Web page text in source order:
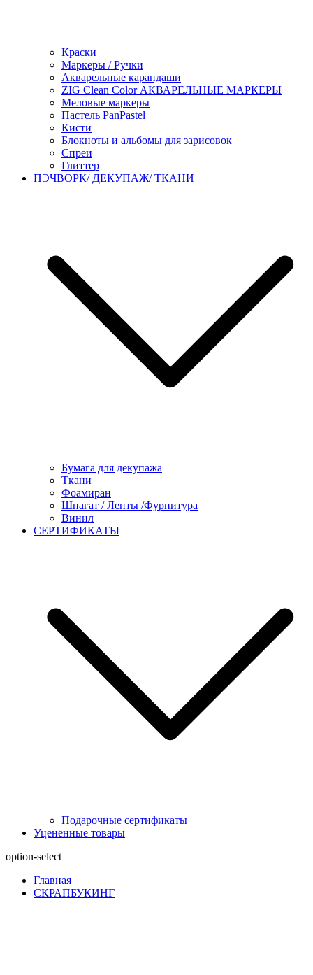
Краски
Маркеры / Ручки
Акварельные карандаши
ZIG Clean Color АКВАРЕЛЬНЫЕ МАРКЕРЫ
Меловые маркеры
Пастель PanPastel
Кисти
Блокноты и альбомы для зарисовок
Спреи
Глиттер
ПЭЧВОРК/ ДЕКУПАЖ/ ТКАНИ
Бумага для декупажа
Ткани
Фоамиран
Шпагат / Ленты /Фурнитура
Винил
СЕРТИФИКАТЫ
Подарочные сертификаты
Уцененные товары
option-select
Главная
СКРАПБУКИНГ